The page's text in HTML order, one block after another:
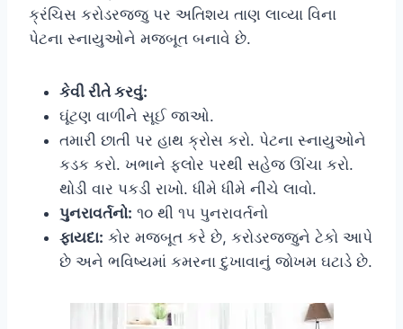
ક્રંચિસ કરોડરજ્જુ પર અતિશય તાણ લાવ્યા વિના
પેટના સ્નાયુઓને મજબૂત બનાવે છે.
કેવી રીતે કરવું:
ઘૂંટણ વાળીને સૂઈ જાઓ.
તમારી છાતી પર હાથ ક્રોસ કરો. પેટના સ્નાયુઓને
કડક કરો. ખભાને ફ્લોર પરથી સહેજ ઊંચા કરો.
થોડી વાર પકડી રાખો. ધીમે ધીમે નીચે લાવો.
પુનરાવર્તનો: ૧૦ થી ૧૫ પુનરાવર્તનો
ફાયદા: કોર મજબૂત કરે છે, કરોડરજ્જુને ટેકો આપે
છે અને ભવિષ્યમાં કમરના દુખાવાનું જોખમ ઘટાડે છે.